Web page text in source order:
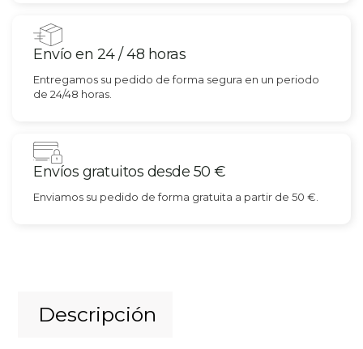
Envío en 24 / 48 horas
Entregamos su pedido de forma segura en un periodo
de 24/48 horas.
Envíos gratuitos desde 50 €
Enviamos su pedido de forma gratuita a partir de 50 €.
Descripción